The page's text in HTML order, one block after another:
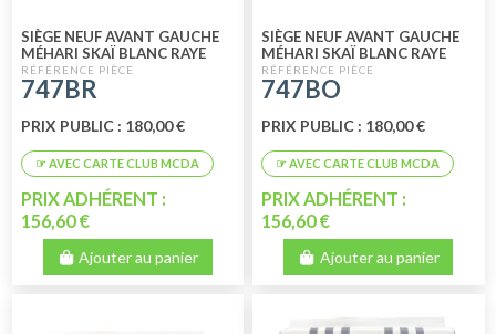
SIÈGE NEUF AVANT GAUCHE
MÉHARI SKAÏ BLANC RAYE
ROUGE
747BR
PRIX PUBLIC : 180,00 €
PRIX ADHÉRENT :
156,60 €
Ajouter au panier
SIÈGE NEUF AVANT GAUCHE
MÉHARI SKAÏ BLANC RAYE
ORANGE
747BO
PRIX PUBLIC : 180,00 €
PRIX ADHÉRENT :
156,60 €
Ajouter au panier